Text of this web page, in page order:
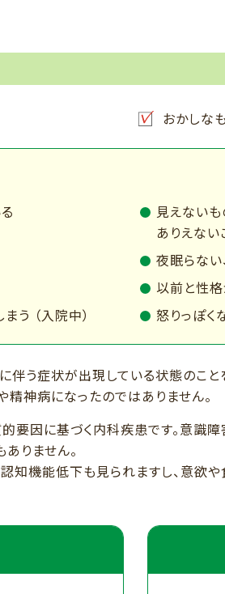
おかしな
見えないも
ありえない
夜眠らない
以前と性
う （入院中）
怒りっぽく
う症状が出現している状態のこと
神病になったのではありません。
要因に基づく内科疾患です。意識
りません。
機能低下も見られますし、意欲や